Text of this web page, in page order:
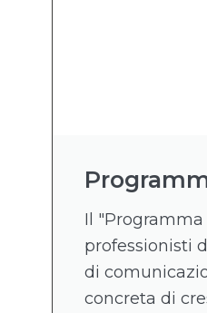
Il
professionisti
di
concreta di